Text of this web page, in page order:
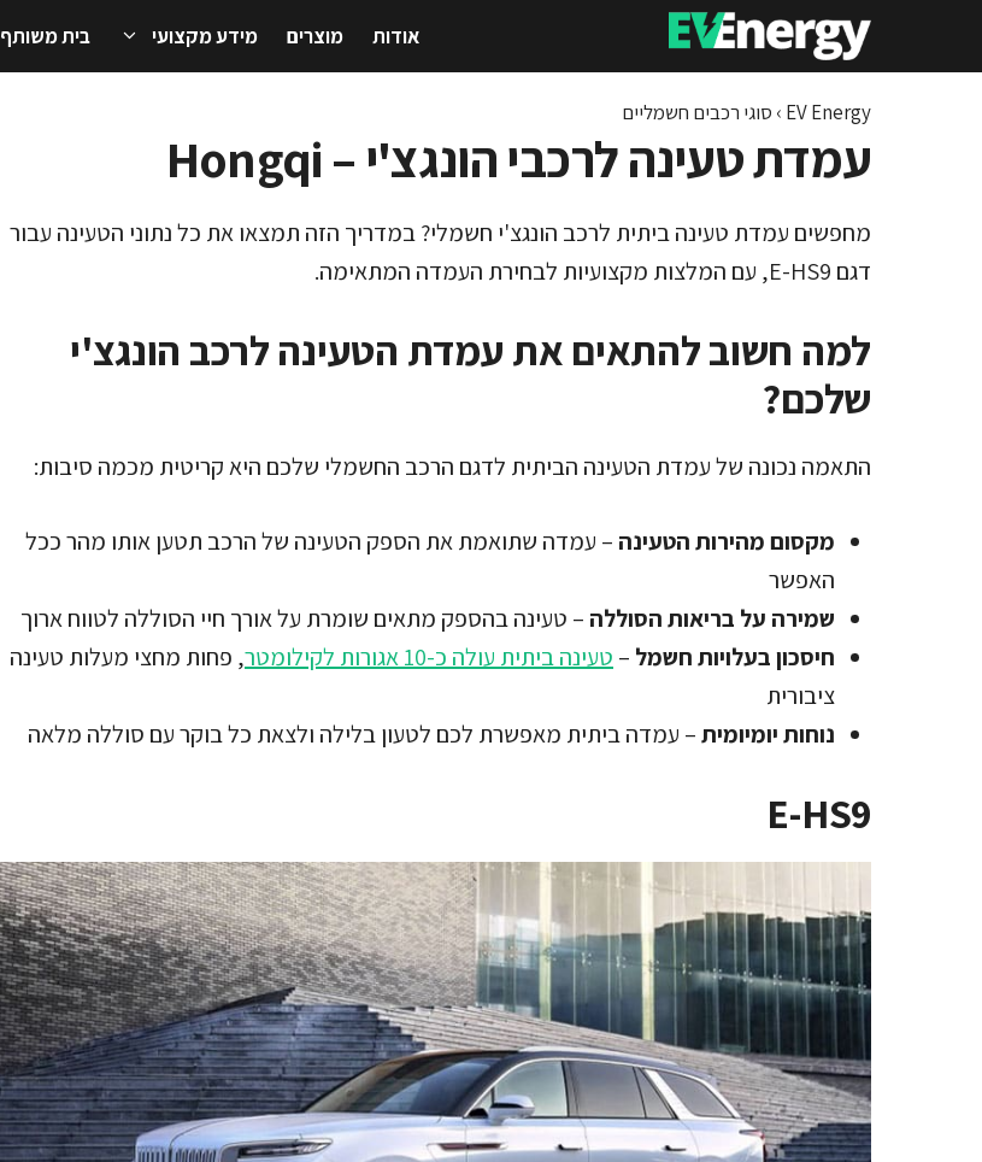
אודות מוצרים מידע מקצועי בית משותף
EV Energy
› סוגי רכבים חשמליים
עמדת טעינה לרכבי הונגצ'י – Hongqi
מחפשים עמדת טעינה ביתית לרכב הונגצ'י חשמלי? במדריך הזה תמצאו את כל נתוני הטעינה עבור
דגם E-HS9, עם המלצות מקצועיות לבחירת העמדה המתאימה.
למה חשוב להתאים את עמדת הטעינה לרכב הונגצ'י
שלכם?
התאמה נכונה של עמדת הטעינה הביתית לדגם הרכב החשמלי שלכם היא קריטית מכמה סיבות:
מקסום מהירות הטעינה – עמדה שתואמת את הספק הטעינה של הרכב תטען אותו מהר ככל
האפשר
שמירה על בריאות הסוללה – טעינה בהספק מתאים שומרת על אורך חיי הסוללה לטווח ארוך
חיסכון בעלויות חשמל – טעינה ביתית עולה כ-10 אגורות לקילומטר
, פחות מחצי מעלות טעינה
ציבורית
נוחות יומיומית– עמדה ביתית מאפשרת לכם לטעון בלילה ולצאת כל בוקר עם סוללה מלאה
E-HS9